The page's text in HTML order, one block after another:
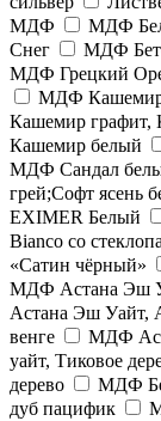
МДФ
МДФ
Снег
МДФ
МДФ Грецкий
МДФ Кашемир
Кашемир графит,
Кашемир белый
МДФ Сандал
грей;Софт ясень
EXIMER Белый
Bianco со
«Сатин чёрный»
МДФ Астана Эш
Астана Эш Уайт,
венге
МДФ
уайт, Тиковое
дерево
МДФ
дуб пацифик